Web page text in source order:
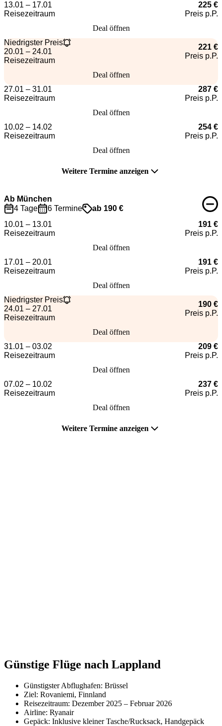
13.01 – 17.01
Reisezeitraum
225 €
Preis p.P.
Deal öffnen
Niedrigster Preis
20.01 – 24.01
Reisezeitraum
221 €
Preis p.P.
Deal öffnen
27.01 – 31.01
Reisezeitraum
287 €
Preis p.P.
Deal öffnen
10.02 – 14.02
Reisezeitraum
254 €
Preis p.P.
Deal öffnen
Weitere Termine anzeigen
Ab München
4 Tage
6 Termine
ab 190 €
10.01 – 13.01
Reisezeitraum
191 €
Preis p.P.
Deal öffnen
17.01 – 20.01
Reisezeitraum
191 €
Preis p.P.
Deal öffnen
Niedrigster Preis
24.01 – 27.01
Reisezeitraum
190 €
Preis p.P.
Deal öffnen
31.01 – 03.02
Reisezeitraum
209 €
Preis p.P.
Deal öffnen
07.02 – 10.02
Reisezeitraum
237 €
Preis p.P.
Deal öffnen
Weitere Termine anzeigen
Günstige Flüge nach Lappland
Günstigster Abflughafen: Brüssel
Ziel: Rovaniemi, Finnland
Reisezeitraum: Dezember 2025 – Februar 2026
Airline: Ryanair
Gepäck: Inklusive kleiner Tasche/Rucksack, Handgepäck